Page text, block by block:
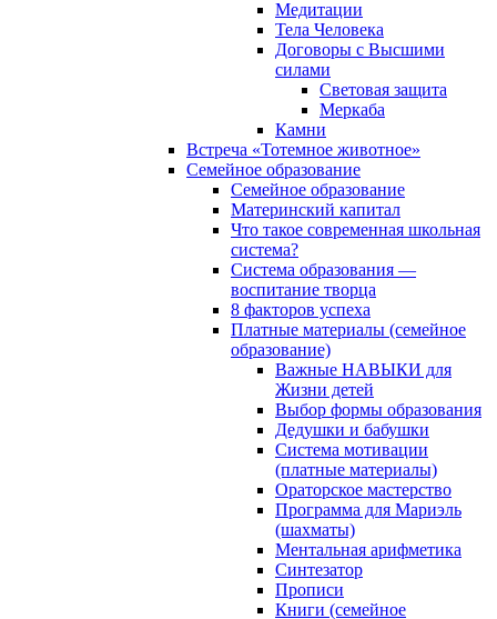
Медитации
Тела Человека
Договоры с Высшими
силами
Световая защита
Меркаба
Камни
Встреча «Тотемное животное»
Семейное образование
Семейное образование
Материнский капитал
Что такое современная школьная
система?
Система образования —
воспитание творца
8 факторов успеха
Платные материалы (семейное
образование)
Важные НАВЫКИ для
Жизни детей
Выбор формы образования
Дедушки и бабушки
Система мотивации
(платные материалы)
Ораторское мастерство
Программа для Мариэль
(шахматы)
Ментальная арифметика
Синтезатор
Прописи
Книги (семейное